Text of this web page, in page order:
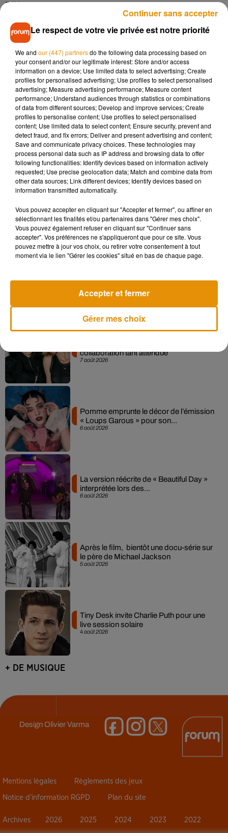
fidèle.
Le chanteur a également dévoilé
album, représentant une salle de concert au creux de deux
et la connexion avec le public, au cœur de la carrière de cet
artiste qui a traversé les décennies sans jamais perdre sa
joie de vivre communicative.
Cet élément est masqué compte-tenu du refus du
dépôt de cookies que vous avez exprimé. Si vous
souhaitez l'afficher, merci de nous donner votre accord
en cliquant sur le bouton ci-dessous.
Afficher l'élément
Musique
7 août 2026
7 août 2026
collaboration tant attendue
6 août 2026
Pomme emprunte le décor de l’émission
« Loups Garous » pour son...
6 août 2026
La version réécrite de « Beautiful Day »
interprétée lors des...
5 août 2026
Après le film, bientôt une docu-série sur
le père de Michael Jackson
4 août 2026
Tiny Desk invite Charlie Puth pour une
live session solaire
+ DE MUSIQUE
DesignOlivier Varma
Mentions légales Règlements des jeux
Notice d’information RGPD Plan du site
Archives 2026 2025 2024 2023 2022
Le respect de votre vie privée est notre priorité
We and our (447) partnersdo the following data processing based on
your consent and/or our legitimate interest: Store and/or access
information on a device; Use limited data to select advertising; Create
profiles for personalised advertising; Use profiles to select personalised
advertising; Measure advertising performance; Measure content
performance; Understand audiences through statistics or combinations
of data from different sources; Develop and improve services; Create
profiles to personalise content; Use profiles to select personalised
content; Use limited data to select content; Ensure security, prevent and
detect fraud, and fix errors; Deliver and present advertising and content;
Save and communicate privacy choices. These technologies may
process personal data such as IP address and browsing data to offer
following functionalities: Identify devices based on information actively
requested; Use precise geolocation data; Match and combine data from
other data sources; Link different devices; Identify devices based on
information transmitted automatically.
Vous pouvez accepter en cliquant sur "Accepter et fermer", ou affiner en
sélectionnant les finalités et/ou partenaires dans "Gérer mes choix".
Vous pouvez également refuser en cliquant sur "Continuer sans
accepter". Vos préférences ne s'appliqueront que pour ce site. Vous
pouvez mettre à jour vos choix, ou retirer votre consentement à tout
moment via le lien "Gérer les cookies" situé en bas de chaque page.
Gérer mes choix
Accepter et fermer
Continuer sans accepter